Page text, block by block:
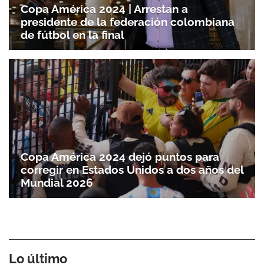
Gracias por suscribirte a nuestro boletín.
ACEPTAR
Copa América 2024 | Arrestan a
presidente de la federación colombiana
de fútbol en la final
Copa América 2024 dejó puntos para
corregir en Estados Unidos a dos años del
Mundial 2026
Lo último